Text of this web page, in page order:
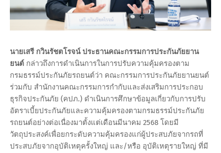
นายเสรี กวินรัชตโรจน์ ประธานคณะกรรมการประกันภัยยาน
ยนต์ กล่าวถึงการดำเนินการในการปรับความคุ้มครองตาม
กรมธรรม์ประกันภัยรถยนต์ว่า คณะกรรมการประกันภัยยานยนต์
ร่วมกับ สำนักงานคณะกรรมการกำกับและส่งเสริมการประกอบ
ธุรกิจประกันภัย (คปภ.) ดำเนินการศึกษาข้อมูลเกี่ยวกับการปรับ
อัตราเบี้ยประกันภัยและความคุ้มครองตามกรมธรรม์ประกันภัย
รถยนต์อย่างต่อเนื่องมาตั้งแต่เดือนมีนาคม 2568 โดยมี
วัตถุประสงค์เพื่อยกระดับความคุ้มครองแก่ผู้ประสบภัยจากรถที่
ประสบภัยจากอุบัติเหตุครั้งใหญ่ และ/หรือ อุบัติเหตุรายใหญ่ ที่มี